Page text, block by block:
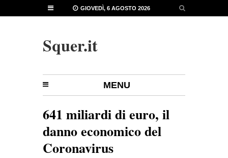
GIOVEDÌ, 6 AGOSTO 2026
Squer.it
MENU
641 miliardi di euro, il
danno economico del
Coronavirus